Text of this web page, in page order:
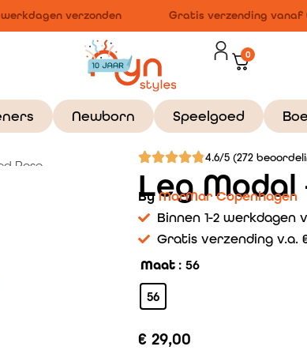
werkdagen verzonden Gratis verzending vanaf
0
Newborn Speelgoed
Rose
4.6/5 (272
Leg Modal
ByMarMar Copenhagen
Binnen 1-2 werkdagen
Gratis verzending v.a.
Maat : 56
56
€ 29,00